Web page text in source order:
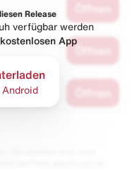
Release
verfügbar werden
kostenlosen App
Android